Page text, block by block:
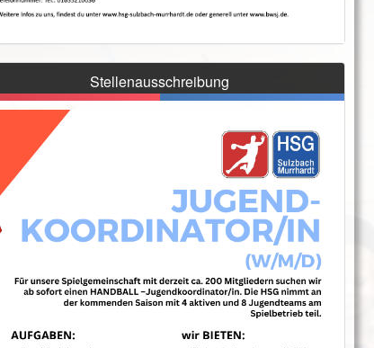
Stellenausschreibung